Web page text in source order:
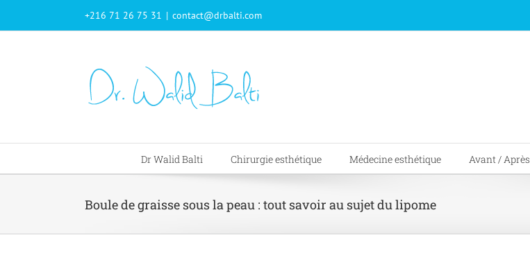
+216 71 26 75 31 | contact@drbalti.com
Dr Walid Balti Chirurgie esthétique Médecine esthétique Avant / Après
Boule de graisse sous la peau : tout savoir au sujet du lipome